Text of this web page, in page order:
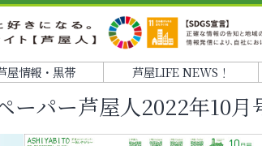
屋情報・黒帯 芦屋LIFE NEWS！
ーパー芦屋人2022年10月